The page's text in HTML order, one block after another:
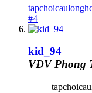
#4
kid_94
VĐV Phong